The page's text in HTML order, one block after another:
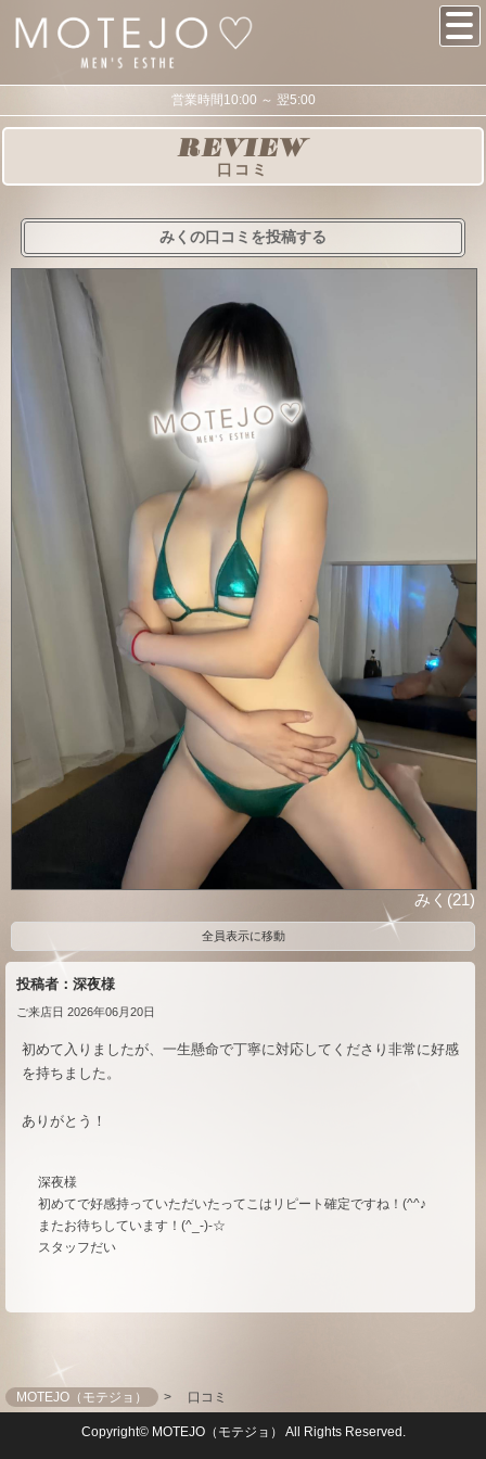
営業時間10:00 ～ 翌5:00
REVIEW
口コミ
みくの口コミを投稿する
みく(21)
全員表示に移動
投稿者：深夜様
ご来店日 2026年06月20日
初めて入りましたが、一生懸命で丁寧に対応してくださり非常に好感
を持ちました。
ありがとう！
深夜様
初めてで好感持っていただいたってこはリピート確定ですね！(^^♪
またお待ちしています！(^_-)-☆
スタッフだい
MOTEJO（モテジョ） 口コミ
Copyright© MOTEJO（モテジョ） All Rights Reserved.